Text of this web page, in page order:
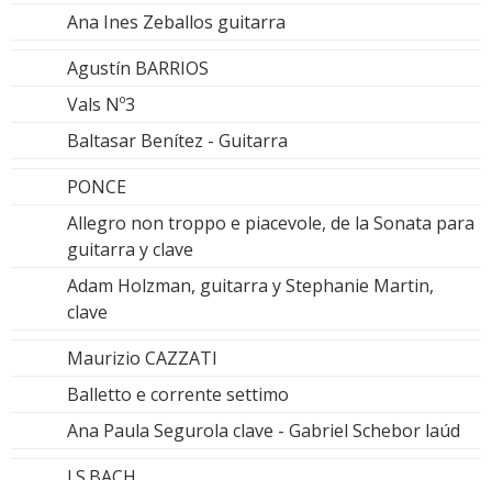
Ana Ines Zeballos guitarra
Agustín BARRIOS
Vals Nº3
Baltasar Benítez - Guitarra
PONCE
Allegro non troppo e piacevole, de la Sonata para
guitarra y clave
Adam Holzman, guitarra y Stephanie Martin,
clave
Maurizio CAZZATI
Balletto e corrente settimo
Ana Paula Segurola clave - Gabriel Schebor laúd